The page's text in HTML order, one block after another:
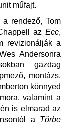
műfajt.
rendező, Tom
az Ecc,
revizionálják a
Andersonra
gazdag
montázs,
könnyed
valamint a
is elmarad az
a Tőrbe